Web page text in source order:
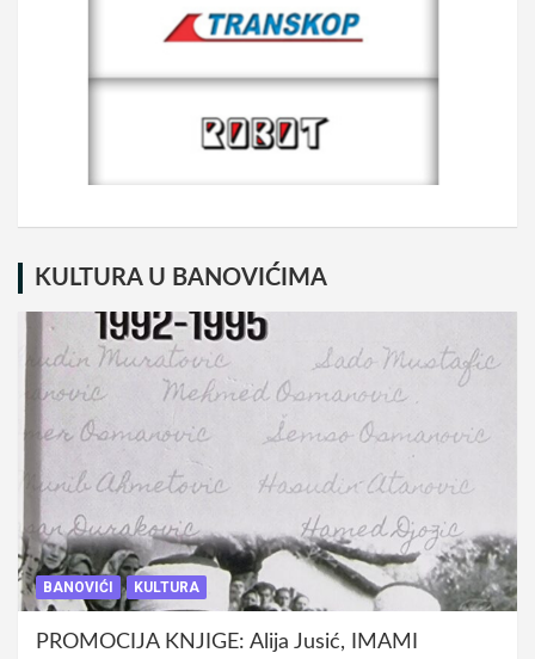
KULTURA U BANOVIĆIMA
BANOVIĆI KULTURA
PROMOCIJA KNJIGE: Alija Jusić, IMAMI